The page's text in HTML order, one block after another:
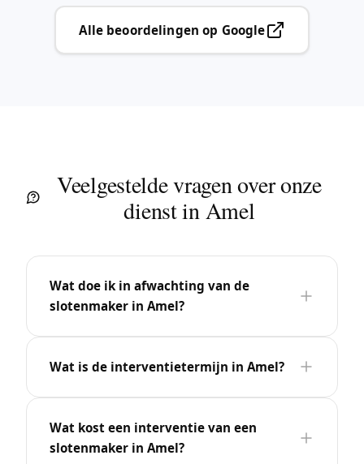
Alle beoordelingen op Google
Veelgestelde vragen over onze
dienst in Amel
Wat doe ik in afwachting van de
slotenmaker in Amel?
Wat is de interventietermijn in Amel?
Wat kost een interventie van een
slotenmaker in Amel?